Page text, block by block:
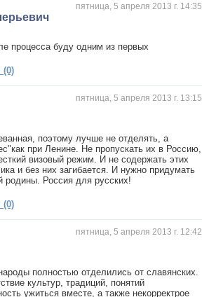
пятница, 5 апреля 2013 г. 14:35
процесса буду одним из первых
(0)
пятница, 5 апреля 2013 г. 13:15
поэтому лучше не отделять, а
при Ленине. Не пропускать их в Россию,
визовый режим. И не содержать этих
и без них загибается. И нужно придумать
родины. Россия для русских!
(0)
пятница, 5 апреля 2013 г. 12:42
полностью отделились от славянских.
культур, традиций, понятий
ужиться вместе, а также некорректрое